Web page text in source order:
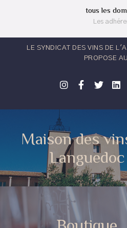
tous les
Les
LE SYNDICAT DES VINS DE
PROPOSE
Maison des
Languedoc